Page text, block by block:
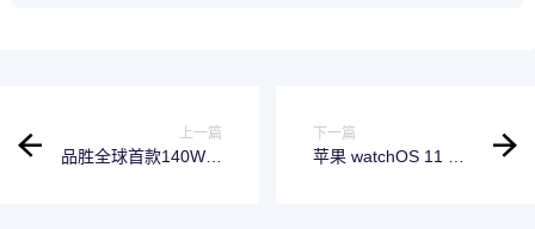
上一篇
品胜全球首款140W多
下一篇
苹果 watchOS 11 带